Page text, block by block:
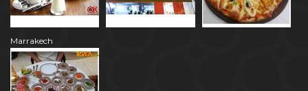
Marrakech